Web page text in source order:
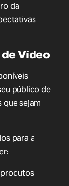
da
Vídeo
público de
que sejam
para a